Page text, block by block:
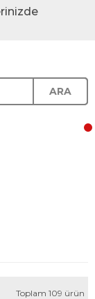
ARA
Toplam 109 ürün